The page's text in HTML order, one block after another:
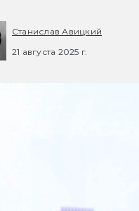
Станислав Авицкий
21 августа 2025 г.